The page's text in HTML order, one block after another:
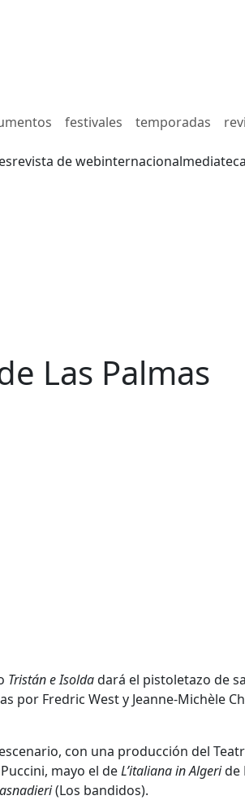
festivales temporadas
revista de webinternacionalmediateca
Las Palmas
Tristán e Isoldadará el pistoletazo de
Fredric West y Jeanne-Michèle
con una producción del
mayo el deL’italiana in Algeride
(Los bandidos).